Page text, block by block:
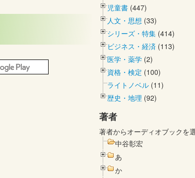
児童書 (447)
人文・思想 (33)
シリーズ・特集 (414)
ビジネス・経済 (113)
医学・薬学 (2)
資格・検定 (100)
ライトノベル (11)
歴史・地理 (92)
著者
著者からオーディオブックを
中谷彰宏
あ
か